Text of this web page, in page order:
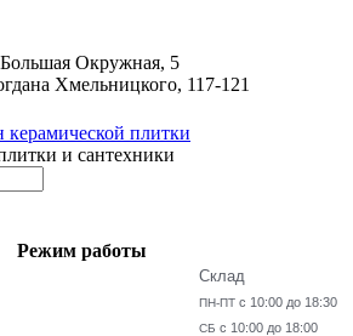
Окружная, 5
Хмельницкого, 117-121
и сантехники
Режим работы
Склад
ПН-ПТ с 10:00 до 18:30
СБ с 10:00 до 18:00